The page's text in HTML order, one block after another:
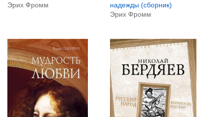
Эрих Фромм
надежды (сборник)
Эрих Фромм